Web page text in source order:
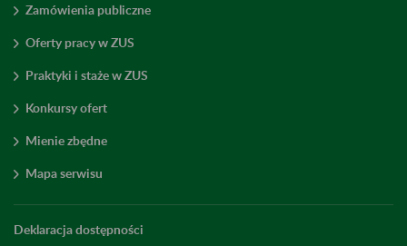
Zamówienia publiczne
Oferty pracy w ZUS
Praktyki i staże w ZUS
Konkursy ofert
Mienie zbędne
Mapa serwisu
Deklaracja dostępności